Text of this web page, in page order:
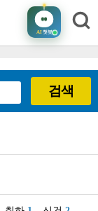
AI챗봇
검색